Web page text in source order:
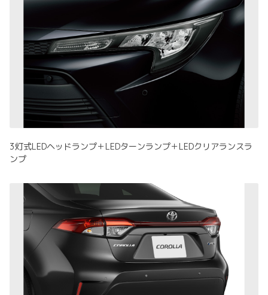
3灯式LEDヘッドランプ＋LEDターンランプ＋LEDクリアランスラ
ンプ